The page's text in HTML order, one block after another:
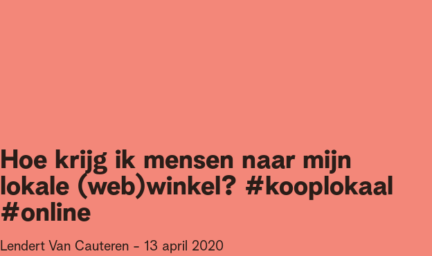
Hoe krijg ik mensen naar mijn
lokale (web)winkel? #kooplokaal
#online
Lendert Van Cauteren - 13 april 2020